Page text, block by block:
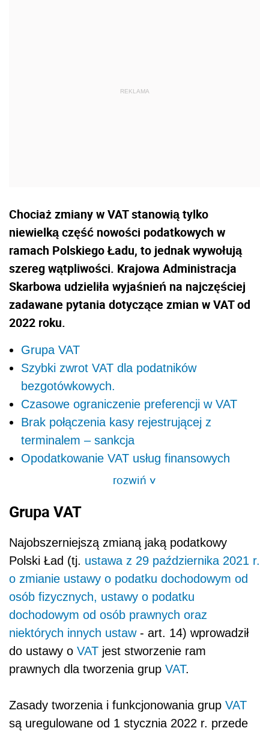
Chociaż zmiany w VAT stanowią tylko
niewielką część nowości podatkowych w
ramach Polskiego Ładu, to jednak wywołują
szereg wątpliwości. Krajowa Administracja
Skarbowa udzieliła wyjaśnień na najczęściej
zadawane pytania dotyczące zmian w VAT od
2022 roku.
Grupa VAT
Szybki zwrot VAT dla podatników
bezgotówkowych.
Czasowe ograniczenie preferencji w VAT
Brak połączenia kasy rejestrującej z
terminalem – sankcja
Opodatkowanie VAT usług finansowych
rozwiń>
Grupa VAT
Najobszerniejszą zmianą jaką podatkowy
Polski Ład (tj. ustawa z 29 października 2021 r.
o zmianie ustawy o podatku dochodowym od
osób fizycznych, ustawy o podatku
dochodowym od osób prawnych oraz
niektórych innych ustaw- art. 14) wprowadził
do ustawy o VAT jest stworzenie ram
prawnych dla tworzenia grup VAT.
Zasady tworzenia i funkcjonowania grup VAT
są uregulowane od 1 stycznia 2022 r. przede